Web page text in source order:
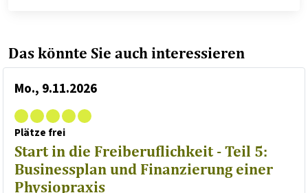
Das könnte Sie auch interessieren
Mo., 9.11.2026
Plätze frei
Start in die Freiberuflichkeit - Teil 5:
Businessplan und Finanzierung einer
Physiopraxis